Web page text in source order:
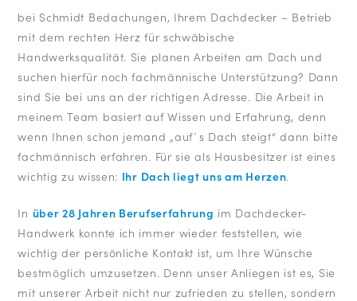
bei Schmidt Bedachungen, Ihrem Dachdecker – Betrieb
mit dem rechten Herz für schwäbische
Handwerksqualität. Sie planen Arbeiten am Dach und
suchen hierfür noch fachmännische Unterstützung? Dann
sind Sie bei uns an der richtigen Adresse. Die Arbeit in
meinem Team basiert auf Wissen und Erfahrung, denn
wenn Ihnen schon jemand „auf´s Dach steigt“ dann bitte
fachmännisch erfahren. Für sie als Hausbesitzer ist eines
wichtig zu wissen: Ihr Dach liegt uns am Herzen.
In über 28 Jahren Berufserfahrung im Dachdecker-
Handwerk konnte ich immer wieder feststellen, wie
wichtig der persönliche Kontakt ist, um Ihre Wünsche
bestmöglich umzusetzen. Denn unser Anliegen ist es, Sie
mit unserer Arbeit nicht nur zufrieden zu stellen, sondern